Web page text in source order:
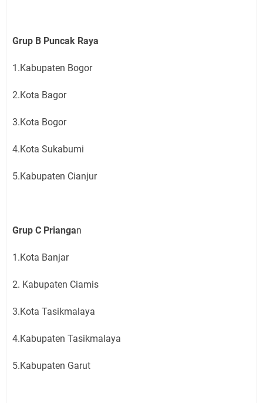
Grup B Puncak Raya
1.Kabupaten Bogor
2.Kota Bagor
3.Kota Bogor
4.Kota Sukabumi
5.Kabupaten Cianjur
Grup C Priangan
1.Kota Banjar
2. Kabupaten Ciamis
3.Kota Tasikmalaya
4.Kabupaten Tasikmalaya
5.Kabupaten Garut